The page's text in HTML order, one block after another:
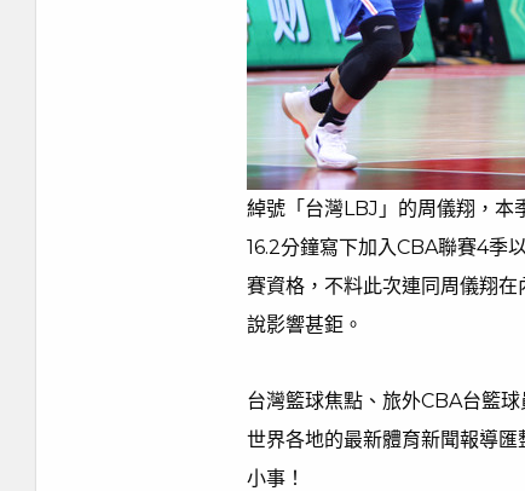
綽號「台灣LBJ」的周儀翔，本
16.2分鐘寫下加入CBA聯賽4季
賽資格，不料此次連同周儀翔
說影響甚鉅。
台灣籃球焦點、旅外CBA台籃
世界各地的最新體育新聞報導匯
小事！